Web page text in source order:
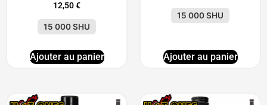
12,50€
15 000 SHU
Ajouter au panier
15 000 SHU
Ajouter au panier